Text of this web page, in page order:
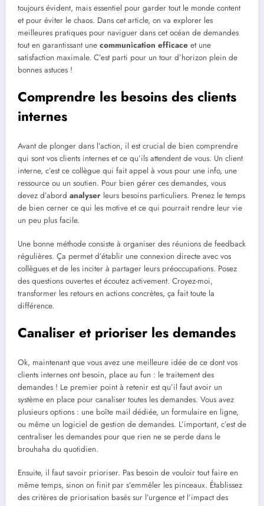
toujours évident, mais essentiel pour garder tout le monde content
et pour éviter le chaos. Dans cet article, on va explorer les
meilleures pratiques pour naviguer dans cet océan de demandes
tout en garantissant une communication efficace et une
satisfaction maximale. C’est parti pour un tour d’horizon plein de
bonnes astuces !
Comprendre les besoins des clients
internes
Avant de plonger dans l’action, il est crucial de bien comprendre
qui sont vos clients internes et ce qu’ils attendent de vous. Un client
interne, c’est ce collègue qui fait appel à vous pour une info, une
ressource ou un soutien. Pour bien gérer ces demandes, vous
devez d’abord analyser leurs besoins particuliers. Prenez le temps
de bien cerner ce qui les motive et ce qui pourrait rendre leur vie
un peu plus facile.
Une bonne méthode consiste à organiser des réunions de feedback
régulières. Ça permet d’établir une connexion directe avec vos
collègues et de les inciter à partager leurs préoccupations. Posez
des questions ouvertes et écoutez activement. Croyez-moi,
transformer les retours en actions concrètes, ça fait toute la
différence.
Canaliser et prioriser les demandes
Ok, maintenant que vous avez une meilleure idée de ce dont vos
clients internes ont besoin, place au fun : le traitement des
demandes ! Le premier point à retenir est qu’il faut avoir un
système en place pour canaliser toutes les demandes. Vous avez
plusieurs options : une boîte mail dédiée, un formulaire en ligne,
ou même un logiciel de gestion de demandes. L’important, c’est de
centraliser les demandes pour que rien ne se perde dans le
brouhaha du quotidien.
Ensuite, il faut savoir prioriser. Pas besoin de vouloir tout faire en
même temps, sinon on finit par s’emmêler les pinceaux. Établissez
des critères de priorisation basés sur l’urgence et l’impact des